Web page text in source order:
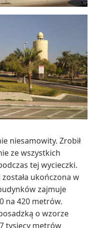
niesamowity. Zrobił
ze wszystkich
tej wycieczki.
ukończona w
zajmuje
na 420 metrów.
o wzorze
tysięcy metrów